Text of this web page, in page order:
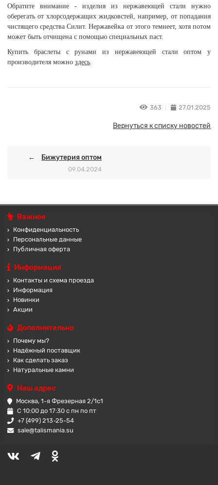
Обратите внимание - изделия из нержавеющей стали нужно
оберегать от хлорсодержащих жидковстей, например, от попадания
чистящего средства Силит. Нержавейка от этого темнеет, хотя потом
может быть отчищена с помощью специальных паст.
Купить браслеты с рунами из нержавеющей стали
оптом у
производителя можно здесь.
363 27.01.2025
Вернуться к списку новостей
Бижутерия оптом
09.04.2024
Важное
Конфиденциальность
Персональные данные
Публичная оферта
Информация
Контакты и схема проезда
Информация
Новинки
Акции
Дополнительно
Почему мы?
Надёжный поставщик
Как сделать заказ
Натуральные камни
Наш адрес
Москва, 1-я Фрезерная 2/1с1
С 10:00 до 17:30 с пн по пт
+7 (499) 213-25-54
sale@talismania.su